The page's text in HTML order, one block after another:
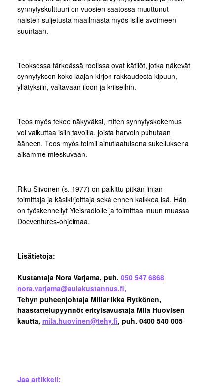
synnytyskulttuuri on vuosien saatossa muuttunut
naisten suljetusta maailmasta myös isille avoimeen
suuntaan.
Teoksessa tärkeässä roolissa ovat kätilöt, jotka näkevät
synnytyksen koko laajan kirjon rakkaudesta kipuun,
yllätyksiin, valtavaan iloon ja kriiseihin.
Teos myös tekee näkyväksi, miten synnytyskokemus
voi vaikuttaa isiin tavoilla, joista harvoin puhutaan
ääneen. Teos myös toimii ainutlaatuisena sukelluksena
aikamme mieskuvaan.
Riku Siivonen (s. 1977) on palkittu pitkän linjan
toimittaja ja käsikirjoittaja sekä ennen kaikkea isä. Hän
on työskennellyt Yleisradiolle ja toimittaa muun muassa
Docventures-ohjelmaa.
Lisätietoja:
Kustantaja Nora Varjama, puh. 050 547 6868
nora.varjama@aulakustannus.fi,
Tehyn puheenjohtaja Millariikka Rytkönen,
haastattelupyynnöt erityisavustaja Mila Huovisen
kautta, mila.huovinen@tehy.fi, puh. 0400 540 005
Jaa artikkeli: